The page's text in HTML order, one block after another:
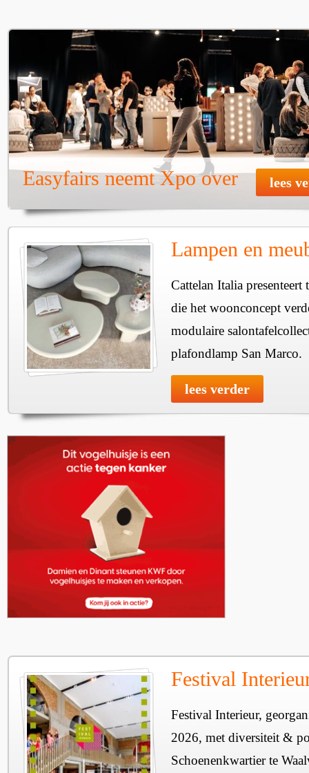
Easyfairs neemt Xpo over lees
Lampen en
Cattelan Italia
die het woonconcept
modulaire
plafondlamp San Marco.
lees verder
Festival
Festival Interieur,
2026, met diversiteit &
Schoenenkwartier te